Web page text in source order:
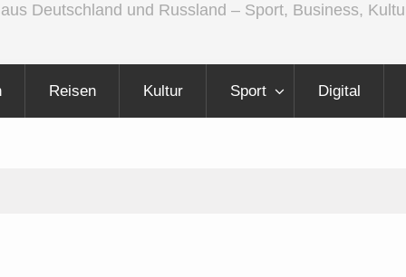
Deutschland und Russland – Sport, Business,
Reisen Kultur Sport Digital